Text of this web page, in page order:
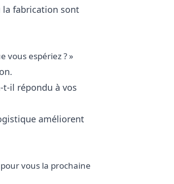
la fabrication sont
vous espériez ? »
t-il répondu à vos
améliorent
vous la prochaine